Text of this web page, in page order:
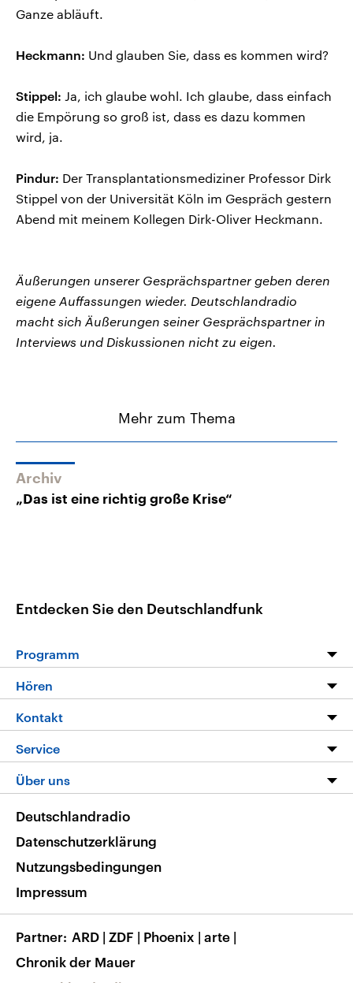
Ganze abläuft.
Heckmann: Und glauben Sie, dass es kommen wird?
Stippel: Ja, ich glaube wohl. Ich glaube, dass einfach
die Empörung so groß ist, dass es dazu kommen
wird, ja.
Pindur: Der Transplantationsmediziner Professor Dirk
Stippel von der Universität Köln im Gespräch gestern
Abend mit meinem Kollegen Dirk-Oliver Heckmann.
Äußerungen unserer Gesprächspartner geben deren
eigene Auffassungen wieder. Deutschlandradio
macht sich Äußerungen seiner Gesprächspartner in
Interviews und Diskussionen nicht zu eigen.
Mehr zum Thema
Archiv
„Das ist eine richtig große Krise“
Entdecken Sie den Deutschlandfunk
Programm
Programm
Die Nachrichten
Nachrichtenleicht
Neue Beiträge auf dlf.de
Hören
Livestream
Podcasts
Deutschlandfunk App
Nachrichten App
Frequenzen
Kontakt
Hörerservice
Service
FAQ
Veranstaltungen
Musikliste
RSS
Über uns
Barrierefreiheit
Deutschlandradio
Datenschutzerklärung
Nutzungsbedingungen
Impressum
Partner ARD | ZDF | Phoenix | arte |
Chronik der Mauer